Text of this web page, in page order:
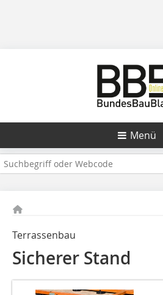
Menü
Terrassenbau
Sicherer Stand